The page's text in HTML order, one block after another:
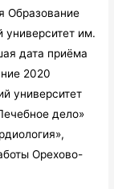
Образование
университет им.
дата приёма
2020
университет
дело»
Орехово-